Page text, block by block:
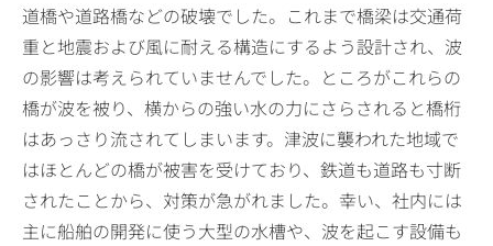
道橋や道路橋などの破壊でした。これまで橋梁は交通荷
重と地震および風に耐える構造にするよう設計され、波
の影響は考えられていませんでした。ところがこれらの
橋が波を被り、横からの強い水の力にさらされると橋桁
はあっさり流されてしまいます。津波に襲われた地域で
はほとんどの橋が被害を受けており、鉄道も道路も寸断
されたことから、対策が急がれました。幸い、社内には
主に船舶の開発に使う大型の水槽や、波を起こす設備も